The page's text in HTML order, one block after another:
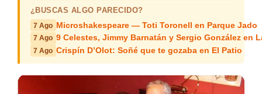
¿BUSCAS ALGO PARECIDO?
7 Ago Microshakespeare — Toti Toronell en Parque Jado
7 Ago 9 Celestes, Jimmy Barnatán y Sergio González en
7 Ago Crispín D’Olot: Soñé que te gozaba en El Patio